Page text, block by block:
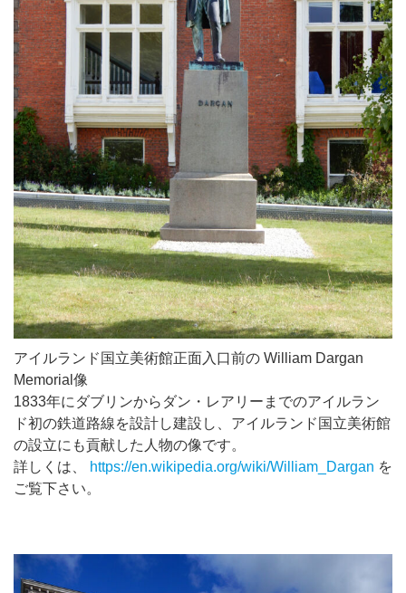
アイルランド国立美術館正面入口前の William Dargan
Memorial像
1833年にダブリンからダン・レアリーまでのアイルラン
ド初の鉄道路線を設計し建設し、アイルランド国立美術館
の設立にも貢献した人物の像です。
詳しくは、
https://en.wikipedia.org/wiki/William_Dargan を
ご覧下さい。